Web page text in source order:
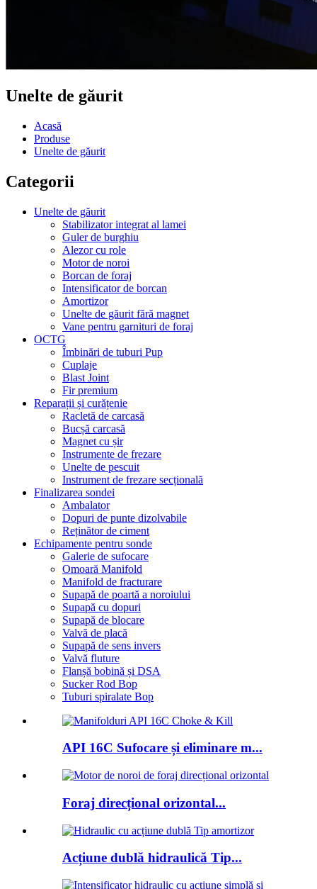
Unelte de găurit
Acasă
Produse
Unelte de găurit
Categorii
Unelte de găurit
Stabilizator integrat al lamei
Guler de burghiu
Alezor cu role
Motor de noroi
Borcan de foraj
Intensificator de borcan
Amortizor
Unelte de găurit fără magnet
Vane pentru garnituri de foraj
OCTG
Îmbinări de tuburi Pup
Cuplaje
Blast Joint
Fir premium
Reparații și curățenie
Racletă de carcasă
Bucșă carcasă
Magnet cu șir
Instrumente de frezare
Unelte de pescuit
Instrument de frezare secțională
Finalizarea sondei
Ambalator
Dopuri de punte dizolvabile
Reținător de ciment
Echipamente pentru sonde
Galerie de sufocare
Omoară Manifold
Manifold de fracturare
Supapă de poartă a noroiului
Supapă cu dopuri
Supapă de blocare
Valvă de placă
Supapă de sens invers
Valvă fluture
Flanșă bobină și DSA
Sucker Rod Bop
Tuburi spiralate Bop
API 16C Sufocare și eliminare m...
Foraj direcțional orizontal...
Acțiune dublă hidraulică Tip...